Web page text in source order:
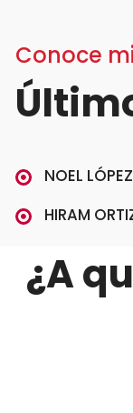
Conoce
NOEL LÓPEZ
HIRAM
¿A